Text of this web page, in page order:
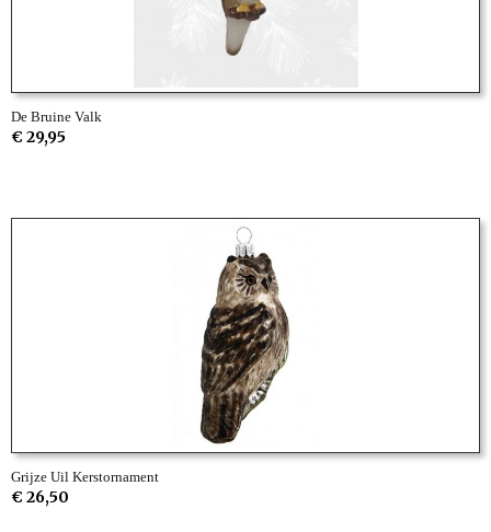
De Bruine Valk
€ 29,95
Grijze Uil Kerstornament
€ 26,50